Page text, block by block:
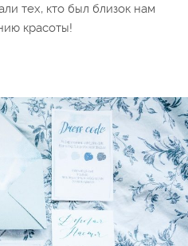
тех, кто был близок нам
красоты!